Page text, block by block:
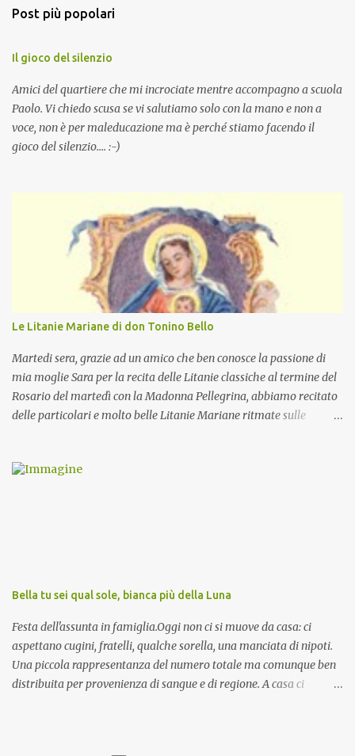
Post più popolari
Il gioco del silenzio
Amici del quartiere che mi incrociate mentre accompagno a scuola
Paolo. Vi chiedo scusa se vi salutiamo solo con la mano e non a
voce, non è per maleducazione ma è perché stiamo facendo il
gioco del silenzio.... :-)
Le Litanie Mariane di don Tonino Bello
Martedi sera, grazie ad un amico che ben conosce la passione di
mia moglie Sara per la recita delle Litanie classiche al termine del
Rosario del martedì con la Madonna Pellegrina, abbiamo recitato
delle particolari e molto belle Litanie Mariane ritmate sulle
preghiera.
Bella tu sei qual sole, bianca più della Luna
Festa dell'assunta in famiglia.Oggi non ci si muove da casa: ci
aspettano cugini, fratelli, qualche sorella, una manciata di nipoti.
Una piccola rappresentanza del numero totale ma comunque ben
distribuita per provenienza di sangue e di regione. A casa ci